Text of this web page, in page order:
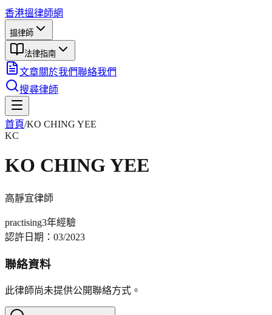
香港搵律師網
搵律師
法律指南
文章關於我們聯絡我們
搜尋律師
首頁/KO CHING YEE
KC
KO CHING YEE
高靜宜律師
practising3年經驗
認許日期： 03/2023
聯絡資料
此律師尚未提供公開聯絡方式。